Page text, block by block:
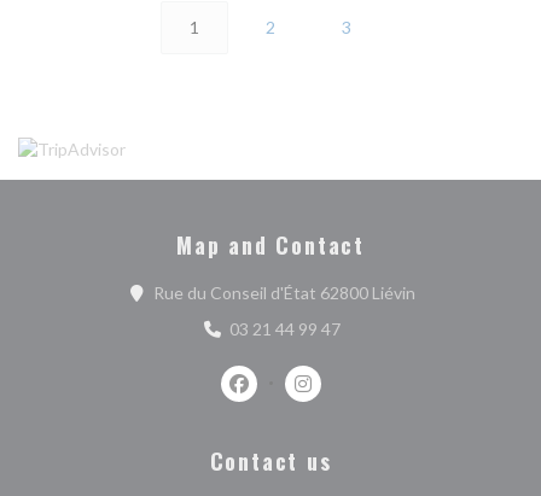
1 2 3
Map and Contact
Rue du Conseil d'État 62800 Liévin
03 21 44 99 47
Facebook ((opens in a new window))
Instagram ((opens in a new
Contact us